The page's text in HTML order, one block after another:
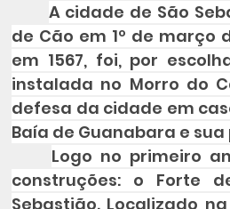
A cidade de São
de Cão em 1º de março
em 1567, foi, por
instalada no Morro do
defesa da cidade em
Baía de Guanabara e
Logo no primeiro
construções: o Forte
Sebastião. Localizado